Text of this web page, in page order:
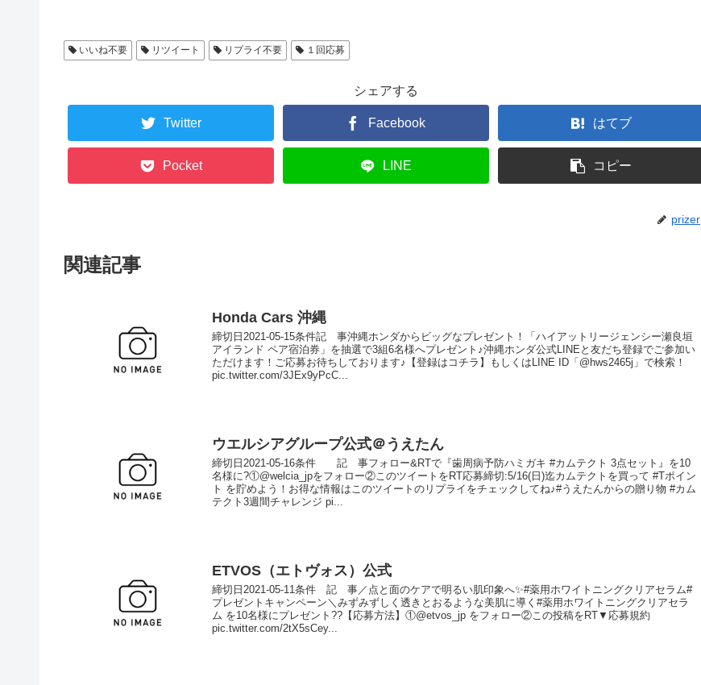
いいね不要 リツイート リプライ不要 １回応募
シェアする
Twitter Facebook はてブ
Pocket LINE コピー
prizer
関連記事
Honda Cars 沖縄
締切日2021-05-15条件記 事沖縄ホンダからビッグなプレゼント！「ハイアットリージェンシー瀬良垣
アイランド ペア宿泊券」を抽選で3組6名様へプレゼント♪沖縄ホンダ公式LINEと友だち登録でご参加い
ただけます！ご応募お待ちしております♪【登録はコチラ】もしくはLINE ID「@hws2465j」で検索！
pic.twitter.com/3JEx9yPcC...
ウエルシアグループ公式＠うえたん
締切日2021-05-16条件 記 事フォロー&RTで『歯周病予防ハミガキ #カムテクト 3点セット』を10
名様に?①@welcia_jpをフォロー②このツイートをRT応募締切:5/16(日)迄カムテクトを買って #Tポイン
ト を貯めよう！お得な情報はこのツイートのリプライをチェックしてね♪#うえたんからの贈り物 #カム
テクト3週間チャレンジ pi...
ETVOS（エトヴォス）公式
締切日2021-05-11条件 記 事／点と面のケアで明るい肌印象へ✨#薬用ホワイトニングクリアセラム#
プレゼントキャンペーン＼みずみずしく透きとおるような美肌に導く#薬用ホワイトニングクリアセラ
ム を10名様にプレゼント??【応募方法】①@etvos_jp をフォロー②この投稿をRT▼応募規約
pic.twitter.com/2tX5sCey...